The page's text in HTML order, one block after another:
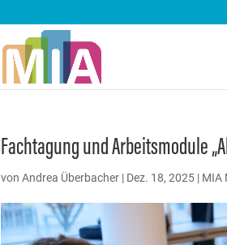
Fachtagung und Arbeitsmodule
vonAndrea Überbacher | Dez. 18, 2025 | MIA